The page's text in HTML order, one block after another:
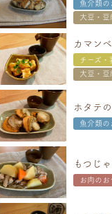
魚介類の
大豆・豆
カマン
チーズ・
大豆・豆
ホタテ
魚介類の
もつじ
お肉のお